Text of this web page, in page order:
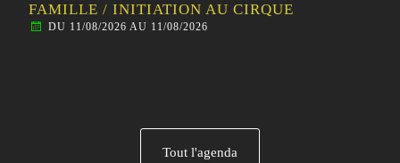
FAMILLE/HABITANTS – VISITE GUIDÉE DE
MALESTROIT
Tout l'agenda